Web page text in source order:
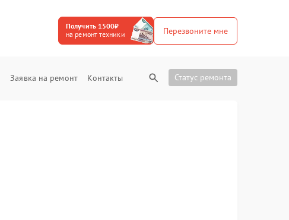
Получить 1500₽
на ремонт техники
Перезвоните мне
Заявка на ремонт Контакты Статус ремонта